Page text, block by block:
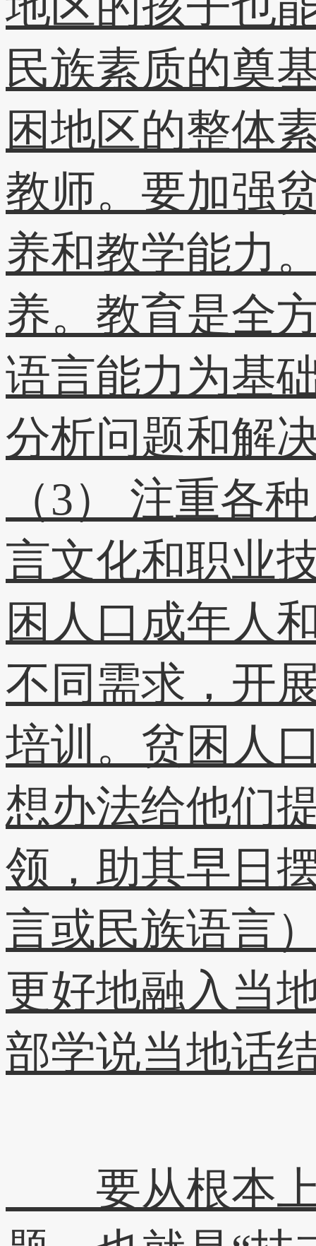
民族素质的奠
困地区的整体
教师。要加强
养和教学能力
养。教育是全
语言能力为基
分析问题和解
（3） 注重各
言文化和职业
困人口成年人
不同需求，开
培训。贫困人
想办法给他们
领，助其早日
言或民族语言
更好地融入当
部学说当地话
要从根本上